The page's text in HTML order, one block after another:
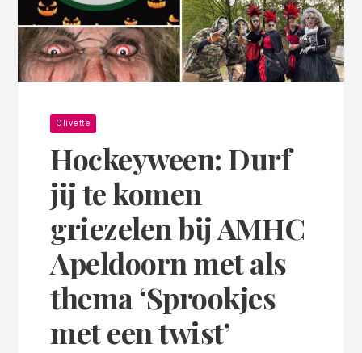
Olivette
Hockeyween: Durf
jij te komen
griezelen bij AMHC
Apeldoorn met als
thema ‘Sprookjes
met een twist’